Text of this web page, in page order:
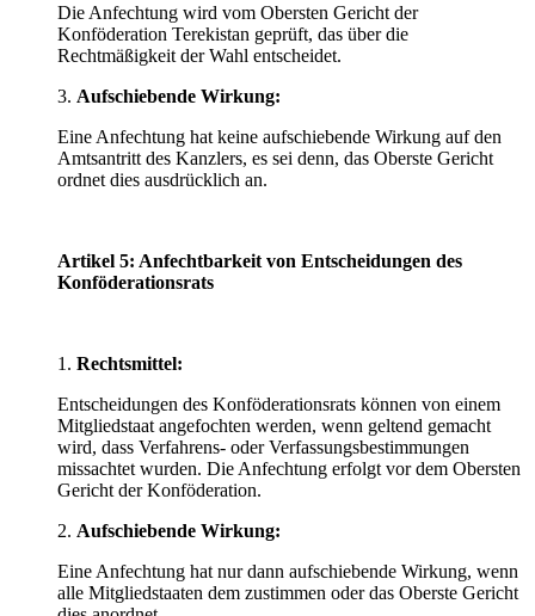
Die Anfechtung wird vom Obersten Gericht der
Konföderation Terekistan geprüft, das über die
Rechtmäßigkeit der Wahl entscheidet.
3. Aufschiebende Wirkung:
Eine Anfechtung hat keine aufschiebende Wirkung auf den
Amtsantritt des Kanzlers, es sei denn, das Oberste Gericht
ordnet dies ausdrücklich an.
Artikel 5: Anfechtbarkeit von Entscheidungen des
Konföderationsrats
1. Rechtsmittel:
Entscheidungen des Konföderationsrats können von einem
Mitgliedstaat angefochten werden, wenn geltend gemacht
wird, dass Verfahrens- oder Verfassungsbestimmungen
missachtet wurden. Die Anfechtung erfolgt vor dem Obersten
Gericht der Konföderation.
2. Aufschiebende Wirkung:
Eine Anfechtung hat nur dann aufschiebende Wirkung, wenn
alle Mitgliedstaaten dem zustimmen oder das Oberste Gericht